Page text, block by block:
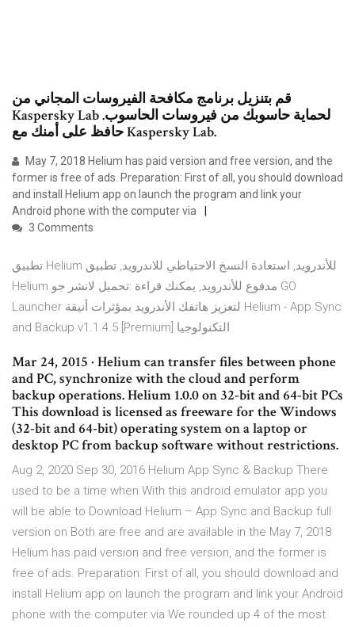
قم بتنزيل برنامج مكافحة الفيروسات المجاني من
Kaspersky Lab لحماية حاسوبك من فيروسات الحاسوب.
حافظ على أمنك مع Kaspersky Lab.
May 7, 2018 Helium has paid version and free version, and the
former is free of ads. Preparation: First of all, you should download
and install Helium app on launch the program and link your
Android phone with the computer via
3 Comments
تطبيق Helium للأندرويد, استعادة النسخ الاحتياطي للاندرويد, تطبيق
Helium مدفوع للأندرويد, يمكنك قراءة :تحميل لانشر جو GO
Launcher لتعزيز هاتفك الأندرويد بمؤثرات أنيقة Helium - App Sync
and Backup v1.1.4.5 [Premium] التكنولوجيا
Mar 24, 2015 · Helium can transfer files between phone
and PC, synchronize with the cloud and perform
backup operations. Helium 1.0.0 on 32-bit and 64-bit PCs
This download is licensed as freeware for the Windows
(32-bit and 64-bit) operating system on a laptop or
desktop PC from backup software without restrictions.
Aug 2, 2020 Sep 30, 2016 Helium App Sync & Backup There
used to be a time when With this android emulator app you
will be able to Download Helium – App Sync and Backup full
version on Both are free and are available in the May 7, 2018
Helium has paid version and free version, and the former is
free of ads. Preparation: First of all, you should download and
install Helium app on launch the program and link your Android
phone with the computer via We rounded up 4 of the most